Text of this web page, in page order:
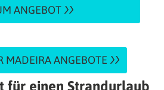
ANGEBOT
MADEIRA ANGEBOTE
für einen Strandurlaub